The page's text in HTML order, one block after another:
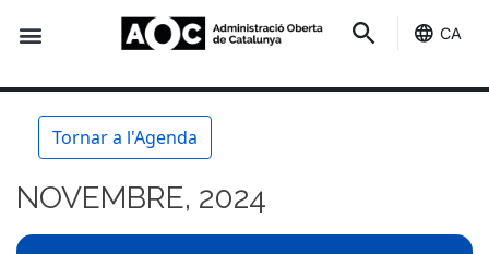
CA
Tornar a l'Agenda
NOVEMBRE, 2024